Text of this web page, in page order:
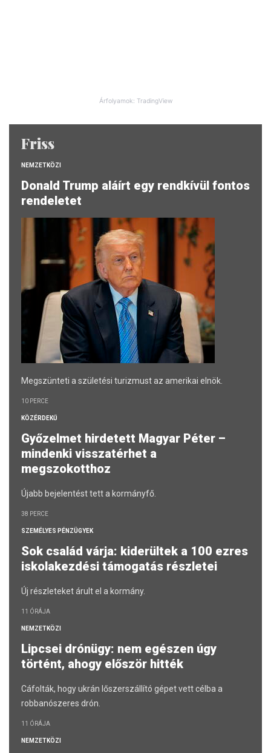
Árfolyamok: TradingView
Friss
NEMZETKÖZI
Donald Trump aláírt egy rendkívül fontos
rendeletet
Megszünteti a születési turizmust az amerikai elnök.
10 PERCE
KÖZÉRDEKŰ
Győzelmet hirdetett Magyar Péter –
mindenki visszatérhet a
megszokotthoz
Újabb bejelentést tett a kormányfő.
38 PERCE
SZEMÉLYES PÉNZÜGYEK
Sok család várja: kiderültek a 100 ezres
iskolakezdési támogatás részletei
Új részleteket árult el a kormány.
11 ÓRÁJA
NEMZETKÖZI
Lipcsei drónügy: nem egészen úgy
történt, ahogy először hitték
Cáfolták, hogy ukrán lőszerszállító gépet vett célba a
robbanószeres drón.
11 ÓRÁJA
NEMZETKÖZI